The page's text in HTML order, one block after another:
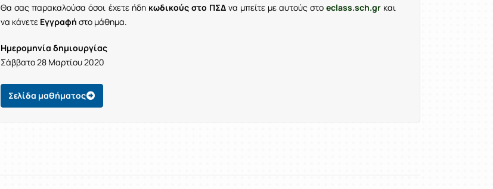
Θα σας παρακαλούσα όσοι έχετε ήδη κωδικούς στο ΠΣΔνα μπείτε με αυτούς στο eclass.sch.grκαι
να κάνετε Εγγραφή στο μάθημα.
Ημερομηνία δημιουργίας
Σάββατο 28 Μαρτίου 2020
Σελίδα μαθήματος